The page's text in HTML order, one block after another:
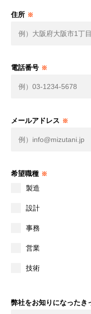
住所 ※
電話番号 ※
メールアドレス ※
希望職種 ※
製造
設計
事務
営業
技術
弊社をお知りになったき